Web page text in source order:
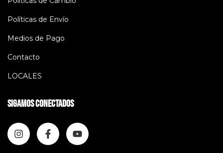
Políticas de Envío
Medios de Pago
Contacto
LOCALES
Sigamos conectados